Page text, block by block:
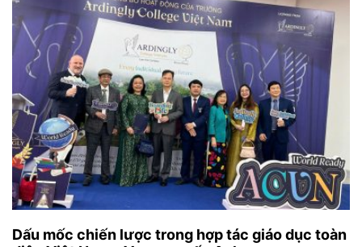
Dấu mốc chiến lược trong hợp tác giáo dục toàn